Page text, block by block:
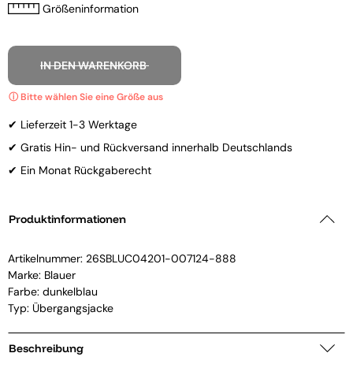
Größeninformation
IN DEN WARENKORB
✔ Lieferzeit 1-3 Werktage
✔ Gratis Hin- und Rückversand innerhalb Deutschlands
✔ Ein Monat Rückgaberecht
Produktinformationen
Artikelnummer: 26SBLUC04201-007124-888
Marke: Blauer
Farbe: dunkelblau
Typ: Übergangsjacke
Beschreibung